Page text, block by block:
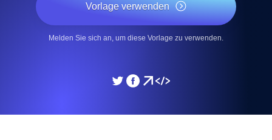
Vorlage verwenden
Melden Sie sich an, um diese Vorlage zu verwenden.